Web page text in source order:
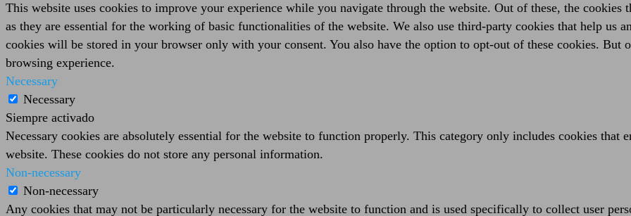
This website uses cookies to improve your experience while you navigate through the website. Out of these, the cookies
as they are essential for the working of basic functionalities of the website. We also use third-party cookies that help us
cookies will be stored in your browser only with your consent. You also have the option to opt-out of these cookies. But
browsing experience.
Necessary
Necessary
Siempre activado
Necessary cookies are absolutely essential for the website to function properly. This category only includes cookies that
website. These cookies do not store any personal information.
Non-necessary
Non-necessary
Any cookies that may not be particularly necessary for the website to function and is used specifically to collect user